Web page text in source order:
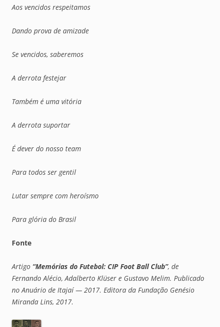
Aos vencidos respeitamos
Dando prova de amizade
Se vencidos, saberemos
A derrota festejar
Também é uma vitória
A derrota suportar
É dever do nosso team
Para todos ser gentil
Lutar sempre com heroísmo
Para glória do Brasil
Fonte
Artigo “Memórias do Futebol: CIP Foot Ball Club”, de
Fernando Alécio, Adalberto Klüser e Gustavo Melim. Publicado
no Anuário de Itajaí — 2017. Editora da Fundação Genésio
Miranda Lins, 2017.